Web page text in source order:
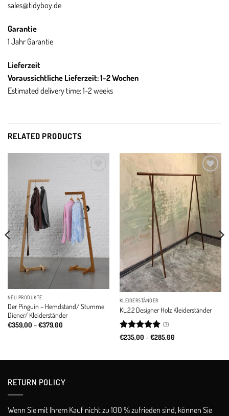
sales@tidyboy.de
Garantie
1 Jahr Garantie
Lieferzeit
Voraussichtliche Lieferzeit: 1-2 Wochen
Estimated delivery time: 1-2 weeks
RELATED PRODUCTS
NEU PRODUKTE
Der Pinguin – Hemdstand/ Stumme
Diener/ Kleiderständer
€359,00 –€379,00Price
wishlist
KLEIDERSTÄNDER
KL.2.2 Designer Holz Kleiderständer
Rated5
(3)
€235,00 –€285,00Price
€285,00
RETURN POLICY​
Wenn Sie mit Ihrem Kauf nicht zu 100 % zufrieden sind, können Sie